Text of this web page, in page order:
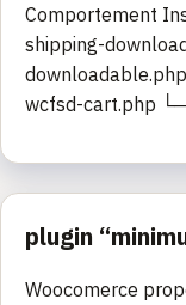
Comportement
shipping-
wcfsd-cart.php
plugin
Woocomerce